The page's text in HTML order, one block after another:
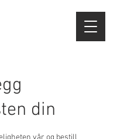
din